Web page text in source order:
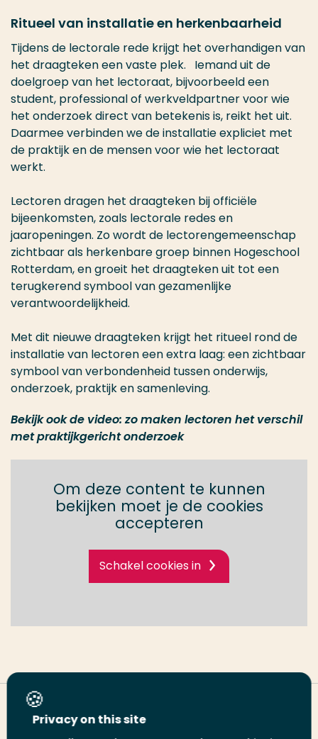
Ritueel van installatie en herkenbaarheid
Tijdens de lectorale rede krijgt het overhandigen van
het draagteken een vaste plek. Iemand uit de
doelgroep van het lectoraat, bijvoorbeeld een
student, professional of werkveldpartner voor wie
het onderzoek direct van betekenis is, reikt het uit.
Daarmee verbinden we de installatie expliciet met
de praktijk en de mensen voor wie het lectoraat
werkt.
Lectoren dragen het draagteken bij officiële
bijeenkomsten, zoals lectorale redes en
jaaropeningen. Zo wordt de lectorengemeenschap
zichtbaar als herkenbare groep binnen Hogeschool
Rotterdam, en groeit het draagteken uit tot een
terugkerend symbool van gezamenlijke
verantwoordelijkheid.
Met dit nieuwe draagteken krijgt het ritueel rond de
installatie van lectoren een extra laag: een zichtbaar
symbool van verbondenheid tussen onderwijs,
onderzoek, praktijk en samenleving.
Bekijk ook de video: zo maken lectoren het verschil
met praktijkgericht onderzoek
Om deze content te kunnen
bekijken moet je de cookies
accepteren
Schakel cookies in
Deel deze pagina
Privacy on this site